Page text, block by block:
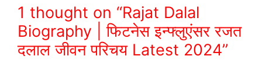
1 thought on “Rajat Dalal
Biography | फिटनेस इन्फ्लुएंसर रजत
दलाल जीवन परिचय Latest 2024”